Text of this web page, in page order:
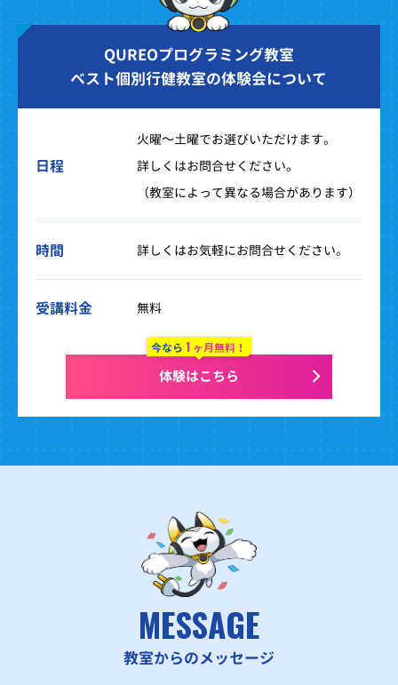
QUREOプログラミング教室
ベスト個別行健教室の体験会について
日程
火曜～土曜でお選びいただけます。
詳しくはお問合せください。
（教室によって異なる場合があります）
時間 詳しくはお気軽にお問合せください。
受講料金 無料
今なら1 ヶ月無料！
体験はこちら
MESSAGE
教室からのメッセージ